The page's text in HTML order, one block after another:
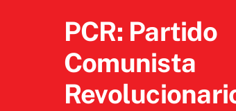
PCR: Partido
Comunista